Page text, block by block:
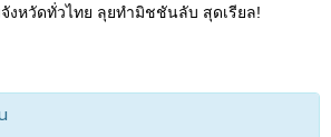
งหวัดทั่วไทย ลุยทำมิชชันลับ สุดเรียล!